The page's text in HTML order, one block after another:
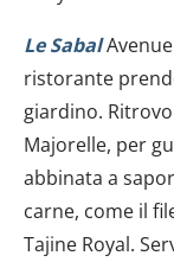
Le SabalAvenue
ristorante
giardino.
Majorelle, per
abbinata a
carne, come il
Tajine Royal.